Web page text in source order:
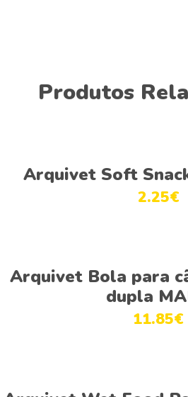
Produtos
Adicionar
Arquivet Soft
2.25€
Arquivet Bola para
dupla
11.85€
Adicionar